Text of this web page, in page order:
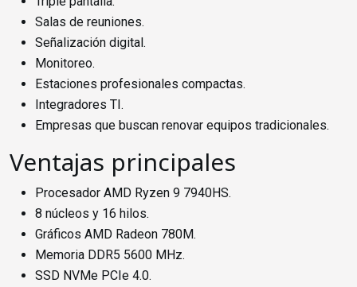
Salas de reuniones.
Señalización digital.
Monitoreo.
Estaciones profesionales compactas.
Integradores TI.
Empresas que buscan renovar equipos tradicionales.
Ventajas principales
Procesador AMD Ryzen 9 7940HS.
8 núcleos y 16 hilos.
Gráficos AMD Radeon 780M.
Memoria DDR5 5600 MHz.
SSD NVMe PCIe 4.0.